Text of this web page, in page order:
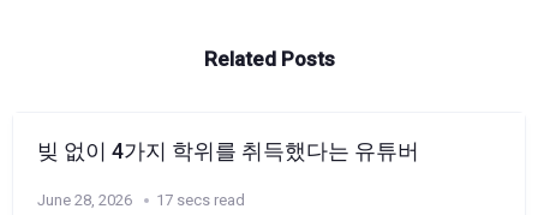
Related Posts
빚 없이 4가지 학위를 취득했다는 유튜버
June 28, 2026 17 secs read